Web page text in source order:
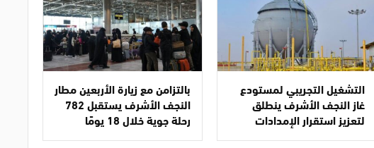
التشغيل التجريبي لمستودع
غاز النجف الأشرف ينطلق
لتعزيز استقرار الإمدادات
بالتزامن مع زيارة الأربعين مطار
النجف الأشرف يستقبل 782
رحلة جوية خلال 18 يومًا